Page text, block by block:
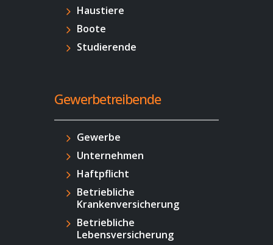
Haustiere
Boote
Studierende
Gewerbetreibende
Gewerbe
Unternehmen
Haftpflicht
Betriebliche
Krankenversicherung
Betriebliche
Lebensversicherung